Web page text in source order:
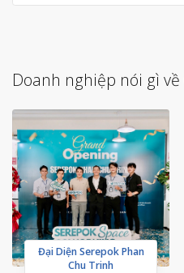
Doanh nghiệp nói gì về
Đại Diện Serepok Phan
Chu Trinh